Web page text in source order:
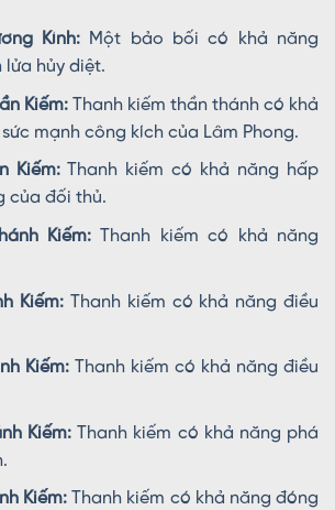
Kính:Một bảo bối có khả năng
lửa hủy diệt.
Kiếm:Thanh kiếm thần thánh có khả
mạnh công kích của Lâm Phong.
Kiếm:Thanh kiếm có khả năng hấp
của đối thủ.
Kiếm: Thanh kiếm có khả năng
Kiếm: Thanh kiếm có khả năng điều
Kiếm:Thanh kiếm có khả năng điều
Kiếm: Thanh kiếm có khả năng phá
Kiếm: Thanh kiếm có khả năng đóng